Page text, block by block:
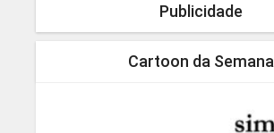
Publicidade
Cartoon da Semana